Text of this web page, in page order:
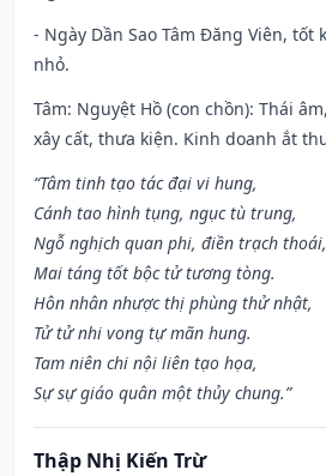
- Ngày Dần Sao Tâm Đăng Viên, tốt
nhỏ.
Tâm: Nguyệt Hồ (con chồn): Thái
xây cất, thưa kiện. Kinh doanh ắt
“Tâm tinh tạo tác đại vi hung,
Cánh tao hình tụng, ngục tù trung,
Ngỗ nghịch quan phi, điền trạch thoái,
Mai táng tốt bộc tử tương tòng.
Hôn nhân nhược thị phùng thử nhật,
Tử tử nhi vong tự mãn hung.
Tam niên chi nội liên tạo họa,
Sự sự giáo quân một thủy chung.”
Thập Nhị Kiến Trừ